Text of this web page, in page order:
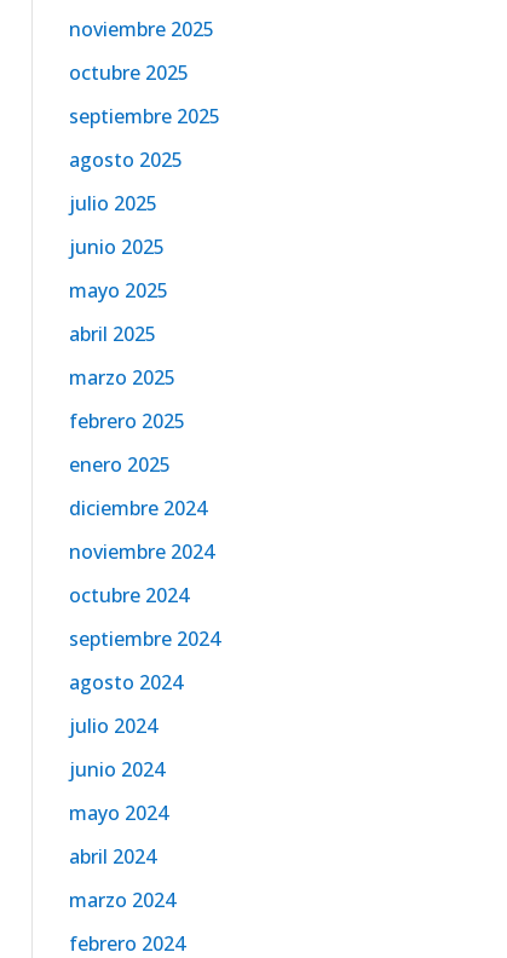
noviembre 2025
octubre 2025
septiembre 2025
agosto 2025
julio 2025
junio 2025
mayo 2025
abril 2025
marzo 2025
febrero 2025
enero 2025
diciembre 2024
noviembre 2024
octubre 2024
septiembre 2024
agosto 2024
julio 2024
junio 2024
mayo 2024
abril 2024
marzo 2024
febrero 2024